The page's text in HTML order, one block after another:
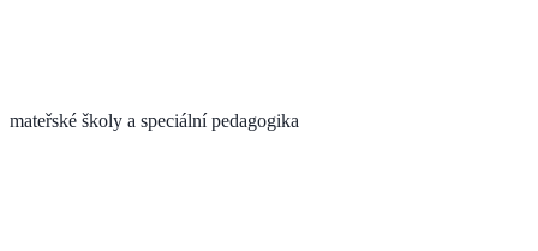
mateřské školy a speciální pedagogika